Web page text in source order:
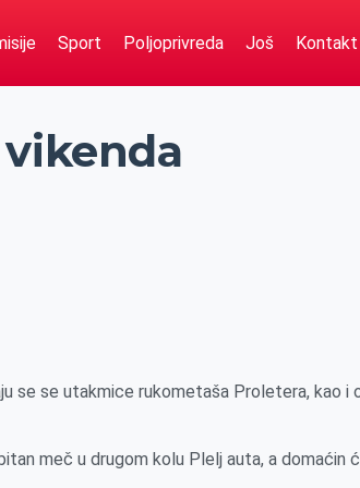
Sport Poljoprivreda Još Kontakt
se se utakmice rukometaša Proletera, kao i
meč u drugom kolu Plelj auta, a domaćin